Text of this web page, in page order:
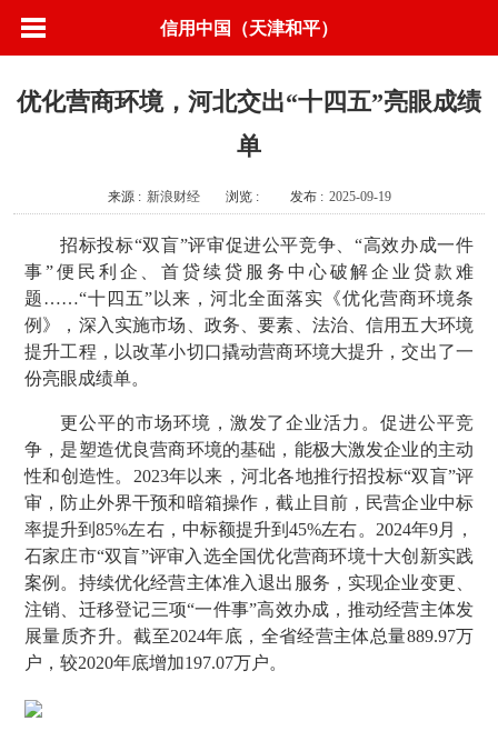
信用中国（天津和平）
优化营商环境，河北交出“十四五”亮眼成绩
单
来源 : 新浪财经 浏览 : 发布 : 2025-09-19
招标投标“双盲”评审促进公平竞争、“高效办成一件
事”便民利企、首贷续贷服务中心破解企业贷款难
题……“十四五”以来，河北全面落实《优化营商环境条
例》，深入实施市场、政务、要素、法治、信用五大环境
提升工程，以改革小切口撬动营商环境大提升，交出了一
份亮眼成绩单。
更公平的市场环境，激发了企业活力。促进公平竞
争，是塑造优良营商环境的基础，能极大激发企业的主动
性和创造性。2023年以来，河北各地推行招投标“双盲”评
审，防止外界干预和暗箱操作，截止目前，民营企业中标
率提升到85%左右，中标额提升到45%左右。2024年9月，
石家庄市“双盲”评审入选全国优化营商环境十大创新实践
案例。持续优化经营主体准入退出服务，实现企业变更、
注销、迁移登记三项“一件事”高效办成，推动经营主体发
展量质齐升。截至2024年底，全省经营主体总量889.97万
户，较2020年底增加197.07万户。